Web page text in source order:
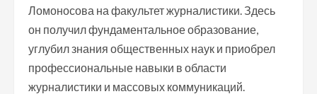
Ломоносова на факультет журналистики. Здесь
он получил фундаментальное образование,
углубил знания общественных наук и приобрел
профессиональные навыки в области
журналистики и массовых коммуникаций.